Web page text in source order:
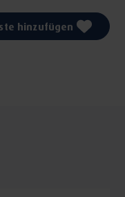
hinzufügen